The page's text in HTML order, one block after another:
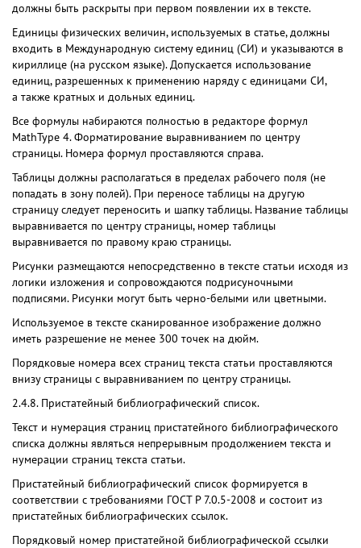
должны быть раскрыты при первом появлении их в тексте.
Единицы физических величин, используемых в статье, должны
входить в Международную систему единиц (СИ) и указываются в
кириллице (на русском языке). Допускается использование
единиц, разрешенных к применению наряду с единицами СИ,
а также кратных и дольных единиц.
Все формулы набираются полностью в редакторе формул
MathType 4. Форматирование выравниванием по центру
страницы. Номера формул проставляются справа.
Таблицы должны располагаться в пределах рабочего поля (не
попадать в зону полей). При переносе таблицы на другую
страницу следует переносить и шапку таблицы. Название таблицы
выравнивается по центру страницы, номер таблицы
выравнивается по правому краю страницы.
Рисунки размещаются непосредственно в тексте статьи исходя из
логики изложения и сопровождаются подрисуночными
подписями. Рисунки могут быть черно-белыми или цветными.
Используемое в тексте сканированное изображение должно
иметь разрешение не менее 300 точек на дюйм.
Порядковые номера всех страниц текста статьи проставляются
внизу страницы с выравниванием по центру страницы.
2.4.8. Пристатейный библиографический список.
Текст и нумерация страниц пристатейного библиографического
списка должны являться непрерывным продолжением текста и
нумерации страниц текста статьи.
Пристатейный библиографический список формируется в
соответствии с требованиями ГОСТ Р 7.0.5-2008 и состоит из
пристатейных библиографических ссылок.
Порядковый номер пристатейной библиографической ссылки